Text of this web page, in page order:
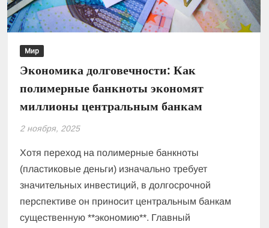
Мир
Экономика долговечности: Как
полимерные банкноты экономят
миллионы центральным банкам
2 ноября, 2025
Хотя переход на полимерные банкноты
(пластиковые деньги) изначально требует
значительных инвестиций, в долгосрочной
перспективе он приносит центральным банкам
существенную **экономию**. Главный